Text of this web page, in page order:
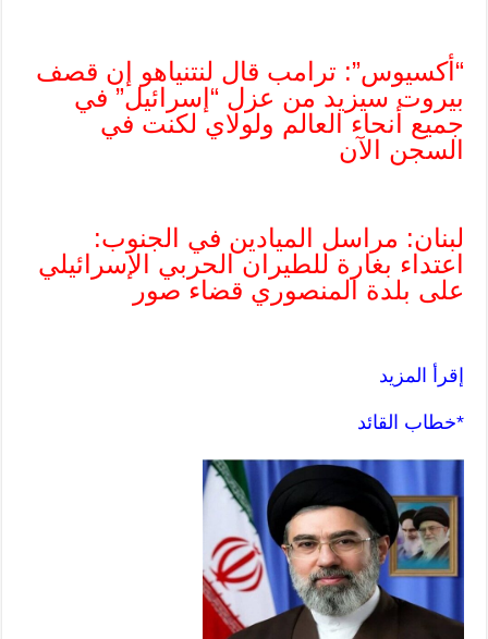
“أكسيوس”: ترامب قال لنتنياهو إن قصف
بيروت سيزيد من عزل “إسرائيل” في
جميع أنحاء العالم ولولاي لكنت في
السجن الآن
لبنان: مراسل الميادين في الجنوب:
اعتداء بغارة للطيران الحربي الإسرائيلي
على بلدة المنصوري قضاء صور
إقرأ المزيد
*خطاب القائد